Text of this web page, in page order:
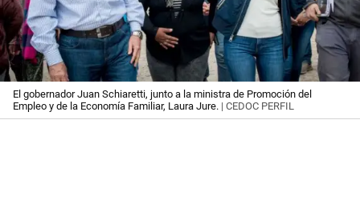
El gobernador Juan Schiaretti, junto a la ministra de Promoción del
Empleo y de la Economía Familiar, Laura Jure. | CEDOC PERFIL